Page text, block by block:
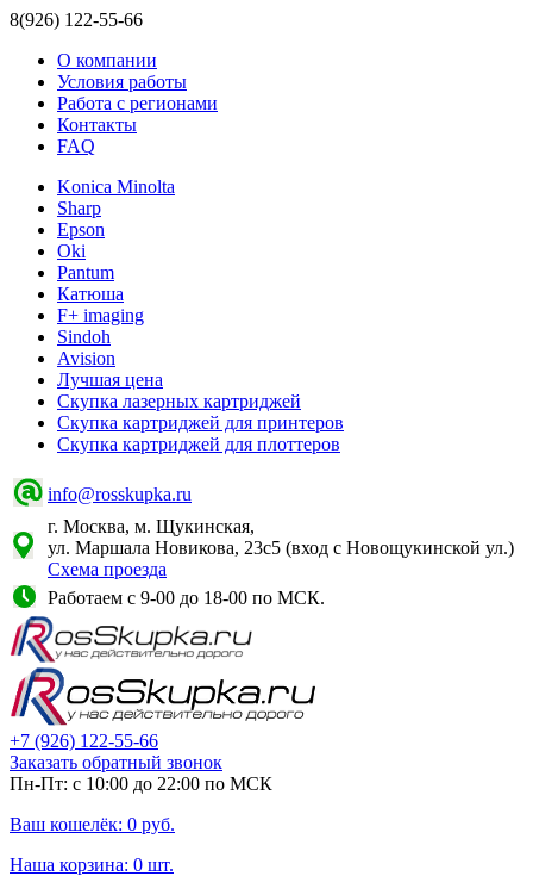
8(926) 122-55-66
О компании
Условия работы
Работа с регионами
Контакты
FAQ
Konica Minolta
Sharp
Epson
Oki
Pantum
Катюша
F+ imaging
Sindoh
Avision
Лучшая цена
Скупка лазерных картриджей
Скупка картриджей для принтеров
Скупка картриджей для плоттеров
info@rosskupka.ru
г. Москва, м. Щукинская,
ул. Маршала Новикова, 23с5 (вход с Новощукинской ул.)
Схема проезда
Работаем с 9-00 до 18-00 по МСК.
+7 (926) 122-55-66
Заказать обратный звонок
Пн-Пт: с 10:00 до 22:00 по МСК
Ваш кошелёк: 0 руб.
Наша корзина: 0 шт.